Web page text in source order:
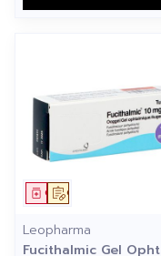
Op voorschrift
Geneesmiddel
Leopharma
Fucithalmic Gel Opht